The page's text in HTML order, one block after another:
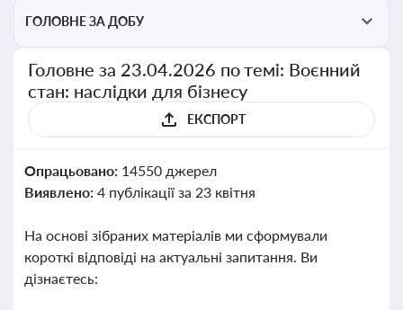
ГОЛОВНЕ ЗА ДОБУ
Головне за 23.04.2026 по темі: Воєнний
стан: наслідки для бізнесу
ЕКСПОРТ
Опрацьовано: 14550 джерел
Виявлено: 4 публікації за 23 квітня
На основі зібраних матеріалів ми сформували
короткі відповіді на актуальні запитання. Ви
дізнаєтесь: